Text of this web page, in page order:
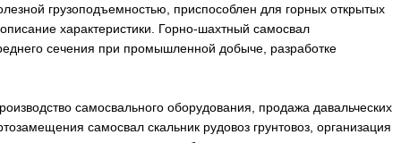
грузоподъемностью, приспособлен для горных открытых
характеристики. Горно-шахтный самосвал
сечения при промышленной добыче, разработке
самосвального оборудования, продажа давальческих
самосвал скальник рудовоз грунтовоз, организация